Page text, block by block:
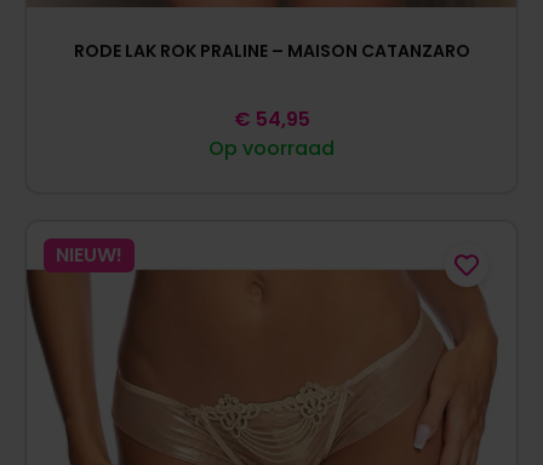
RODE LAK ROK PRALINE – MAISON CATANZARO
Op voorraad
€ 54,95
NIEUW!